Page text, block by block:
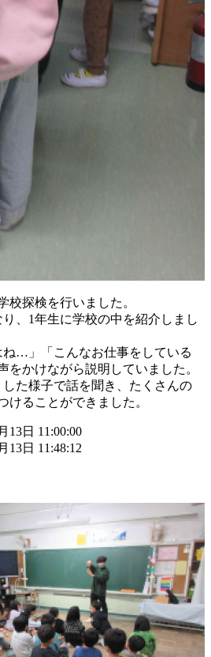
校探検を行いました。
、1年生に学校の中を紹介しまし
ね…」「こんなお仕事をしている
をかけながら説明していました。
た様子で話を聞き、たくさんの
けることができました。
13日 11:00:00
13日 11:48:12